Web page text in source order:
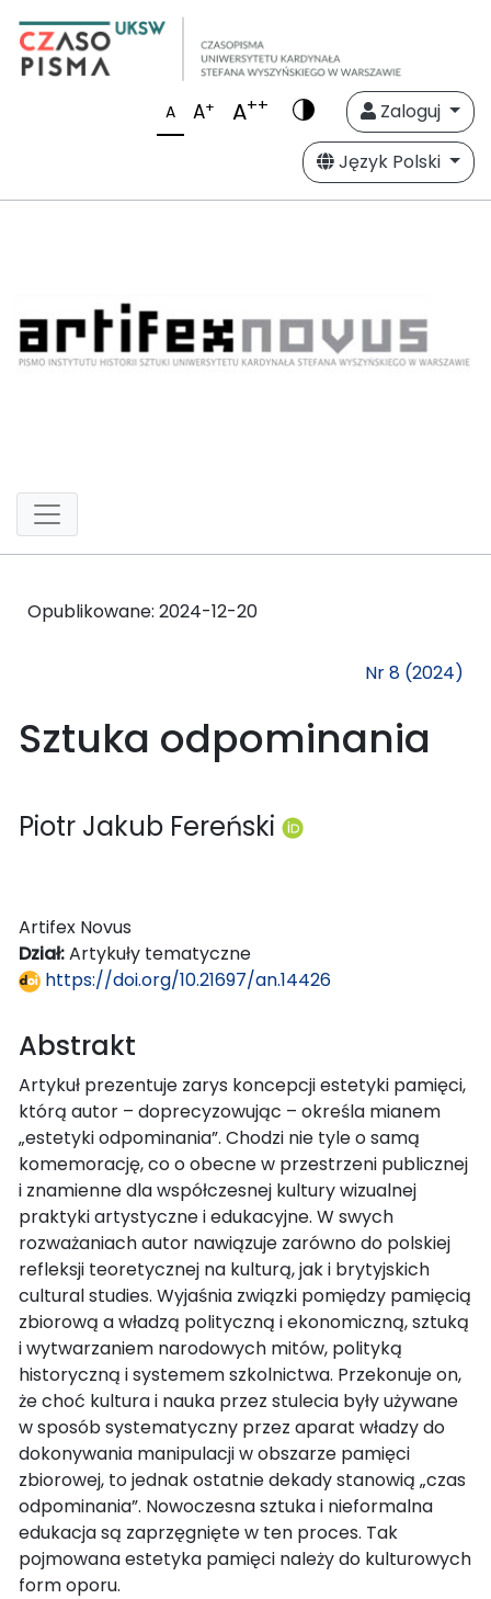
A A+ A++
Zaloguj
Język Polski
Opublikowane: 2024-12-20
Nr 8 (2024)
Sztuka odpominania
Piotr Jakub Fereński
Artifex Novus
Dział:Artykuły tematyczne
https://doi.org/10.21697/an.14426
Abstrakt
Artykuł prezentuje zarys koncepcji estetyki pamięci,
którą autor – doprecyzowując – określa mianem
„estetyki odpominania”. Chodzi nie tyle o samą
komemorację, co o obecne w przestrzeni publicznej
i znamienne dla współczesnej kultury wizualnej
praktyki artystyczne i edukacyjne. W swych
rozważaniach autor nawiązuje zarówno do polskiej
refleksji teoretycznej na kulturą, jak i brytyjskich
cultural studies. Wyjaśnia związki pomiędzy pamięcią
zbiorową a władzą polityczną i ekonomiczną, sztuką
i wytwarzaniem narodowych mitów, polityką
historyczną i systemem szkolnictwa. Przekonuje on,
że choć kultura i nauka przez stulecia były używane
w sposób systematyczny przez aparat władzy do
dokonywania manipulacji w obszarze pamięci
zbiorowej, to jednak ostatnie dekady stanowią „czas
odpominania”. Nowoczesna sztuka i nieformalna
edukacja są zaprzęgnięte w ten proces. Tak
pojmowana estetyka pamięci należy do kulturowych
form oporu.